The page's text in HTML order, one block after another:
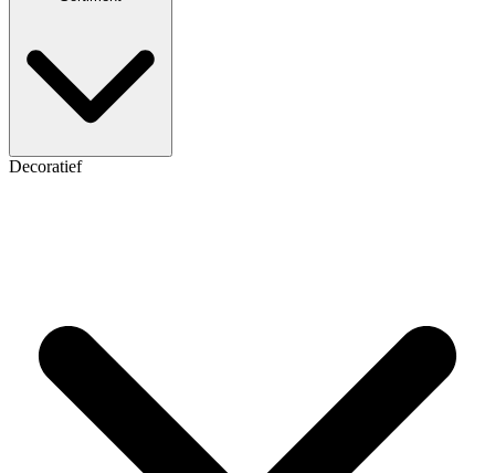
Decoratief